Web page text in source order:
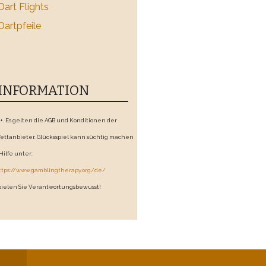
Flights
Es gelten die AGB und Konditionen der
Glücksspiel kann süchtig machen
unter:
www.gamblingtherapy.org/de/
Sie Verantwortungsbewusst!